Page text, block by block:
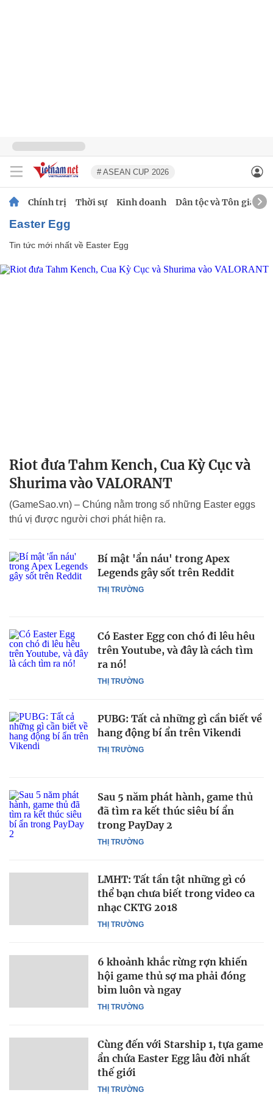
# ASEAN CUP 2026
Chính trị Thời sự Kinh doanh Dân tộc và Tôn giáo
Easter Egg
Tin tức mới nhất về Easter Egg
Riot đưa Tahm Kench, Cua Kỳ Cục và
Shurima vào VALORANT
(GameSao.vn) – Chúng nằm trong số những Easter eggs
thú vị được người chơi phát hiện ra.
THỊ TRƯỜNG
Bí mật 'ẩn náu' trong Apex
Legends gây sốt trên Reddit
THỊ TRƯỜNG
Có Easter Egg con chó đi lêu hêu
trên Youtube, và đây là cách tìm
ra nó!
THỊ TRƯỜNG
PUBG: Tất cả những gì cần biết về
hang động bí ẩn trên Vikendi
THỊ TRƯỜNG
Sau 5 năm phát hành, game thủ
đã tìm ra kết thúc siêu bí ẩn
trong PayDay 2
THỊ TRƯỜNG
LMHT: Tất tần tật những gì có
thể bạn chưa biết trong video ca
nhạc CKTG 2018
THỊ TRƯỜNG
6 khoảnh khắc rừng rợn khiến
hội game thủ sợ ma phải đóng
bỉm luôn và ngay
THỊ TRƯỜNG
Cùng đến với Starship 1, tựa game
ẩn chứa Easter Egg lâu đời nhất
thế giới